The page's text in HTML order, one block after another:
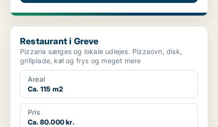
Restaurant i Greve
Restaurant i Greve
Pizzaria sælges og lokale udlejes. Pizzaovn, disk,
grillplade, køl og frys og meget mere
Areal
Ca. 115 m2
Pris
Ca. 80.000 kr.